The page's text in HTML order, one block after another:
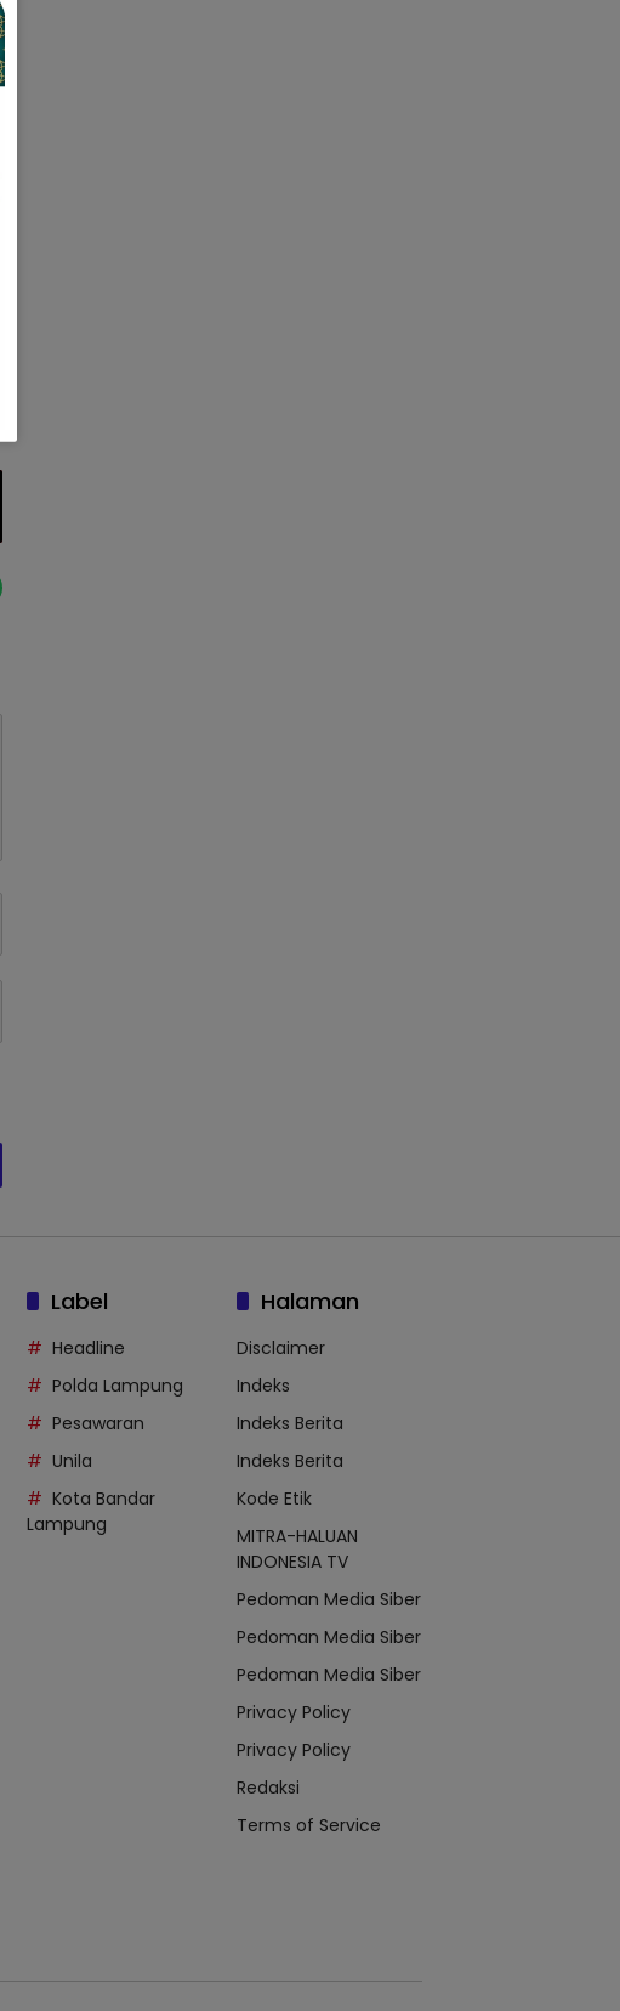
Label
Headline
Polda Lampung
Pesawaran
Unila
Kota Bandar
Lampung
Halaman
Disclaimer
Indeks
Indeks Berita
Indeks Berita
Kode Etik
MITRA-HALUAN
INDONESIA TV
Pedoman Media Siber
Pedoman Media Siber
Pedoman Media Siber
Privacy Policy
Privacy Policy
Redaksi
Terms of Service